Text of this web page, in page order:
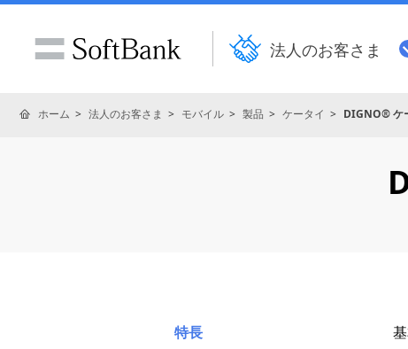
法人のお客さま
ホーム 法人のお客さま モバイル 製品 ケータイ DIGNO® ケ
特長